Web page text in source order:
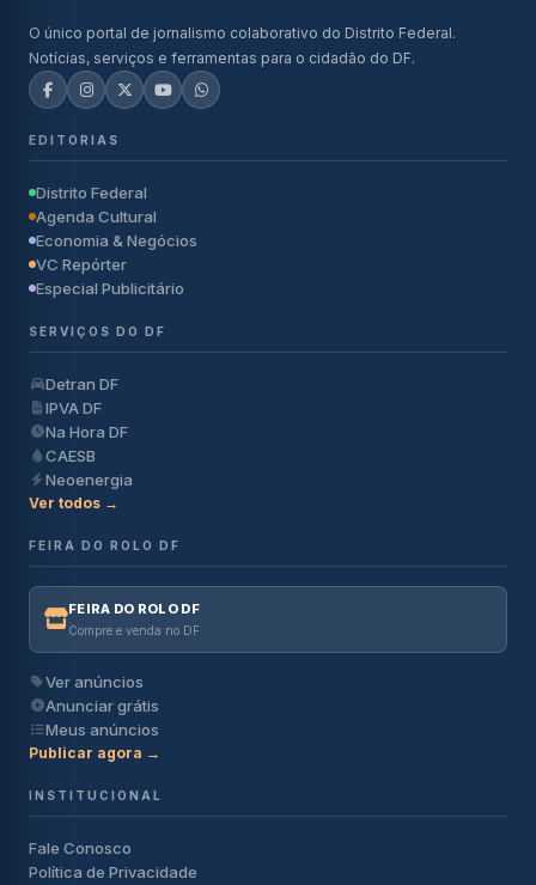
O único portal de jornalismo colaborativo do Distrito Federal.
Notícias, serviços e ferramentas para o cidadão do DF.
EDITORIAS
Distrito Federal
Agenda Cultural
Economia & Negócios
VC Repórter
Especial Publicitário
SERVIÇOS DO DF
Detran DF
IPVA DF
Na Hora DF
CAESB
Neoenergia
Ver todos →
FEIRA DO ROLO DF
FEIRA DO ROLO DF
Compre e venda no DF
Ver anúncios
Anunciar grátis
Meus anúncios
Publicar agora →
INSTITUCIONAL
Fale Conosco
Política de Privacidade